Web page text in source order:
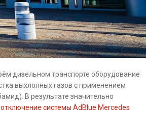
дизельном транспорте оборудование
выхлопных газов с применением
В результате значительно
отключение системы AdBlue Mercedes